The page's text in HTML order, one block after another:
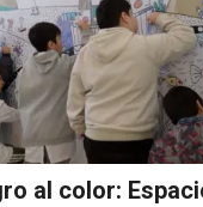
al color: